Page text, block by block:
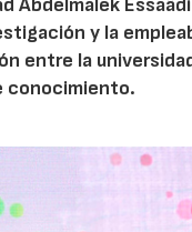
Abdelmalek
y la
entre la
conocimiento.